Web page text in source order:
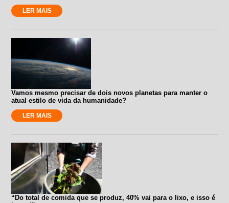
LER MAIS
Vamos mesmo precisar de dois novos planetas para manter o
atual estilo de vida da humanidade?
LER MAIS
“Do total de comida que se produz, 40% vai para o lixo, e isso é